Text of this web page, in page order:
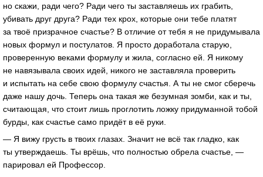
но скажи, ради чего? Ради чего ты заставляешь их грабить,
убивать друг друга? Ради тех крох, которые они тебе платят
за твоё призрачное счастье? В отличие от тебя я не придумывала
новых формул и постулатов. Я просто доработала старую,
проверенную веками формулу и жила, согласно ей. Я никому
не навязывала своих идей, никого не заставляла проверить
и испытать на себе свою формулу счастья. А ты не смог сберечь
даже нашу дочь. Теперь она такая же безумная зомби, как и ты,
считающая, что стоит лишь проглотить ложку придуманной тобой
бурды, как счастье само придёт в её руки.
— Я вижу грусть в твоих глазах. Значит не всё так гладко, как
ты утверждаешь. Ты врёшь, что полностью обрела счастье, —
парировал ей Профессор.